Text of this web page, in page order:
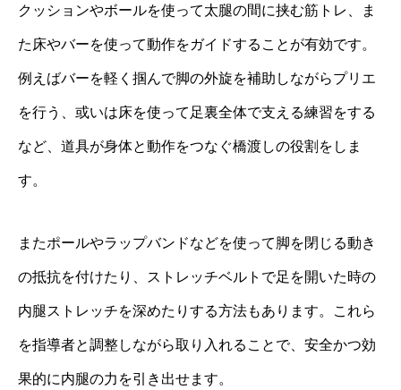
クッションやボールを使って太腿の間に挟む筋トレ、ま
た床やバーを使って動作をガイドすることが有効です。
例えばバーを軽く掴んで脚の外旋を補助しながらプリエ
を行う、或いは床を使って足裏全体で支える練習をする
など、道具が身体と動作をつなぐ橋渡しの役割をしま
す。
またポールやラップバンドなどを使って脚を閉じる動き
の抵抗を付けたり、ストレッチベルトで足を開いた時の
内腿ストレッチを深めたりする方法もあります。これら
を指導者と調整しながら取り入れることで、安全かつ効
果的に内腿の力を引き出せます。